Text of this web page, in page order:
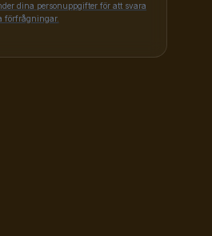
dina personuppgifter för att svara
förfrågningar.